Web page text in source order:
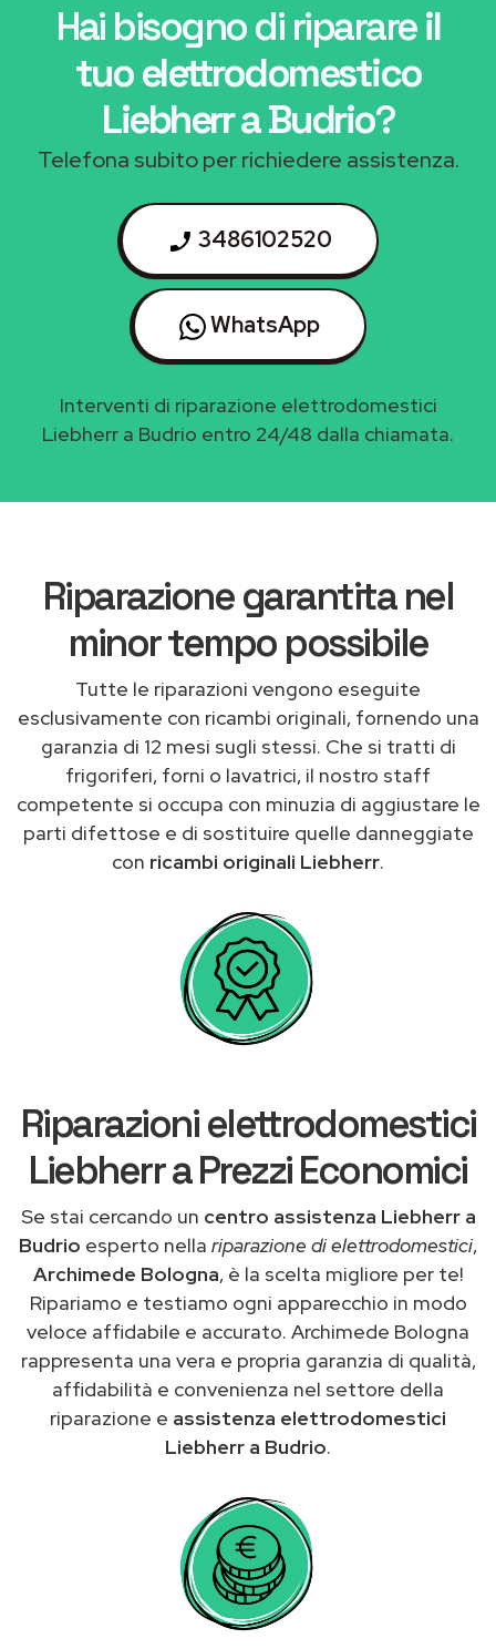
Hai bisogno di riparareil
tuo elettrodomestico
Liebherr a Budrio?
Telefona subito per richiedere assistenza.
3486102520
WhatsApp
Interventi di riparazione elettrodomestici
Liebherr a Budrio entro 24/48 dalla chiamata.
Riparazione garantita nel
minor tempo possibile
Tutte le riparazioni vengono eseguite
esclusivamente con ricambi originali, fornendo una
garanzia di 12 mesi sugli stessi. Che si tratti di
frigoriferi, forni o lavatrici, il nostro staff
competente si occupa con minuzia di aggiustare le
parti difettose e di sostituire quelle danneggiate
con ricambi originali Liebherr.
Riparazioni elettrodomestici
Liebherr a Prezzi Economici
Se stai cercando un centro assistenza Liebherr a
Budrio esperto nella riparazione di elettrodomestici,
Archimede Bologna, è la scelta migliore per te!
Ripariamo e testiamo ogni apparecchio in modo
veloce affidabile e accurato. Archimede Bologna
rappresenta una vera e propria garanzia di qualità,
affidabilità e convenienza nel settore della
riparazione e assistenza elettrodomestici
Liebherr a Budrio.